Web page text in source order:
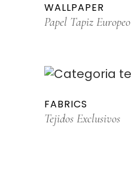
WALLPAPER
Papel Tapiz Europeo
FABRICS
Tejidos Exclusivos